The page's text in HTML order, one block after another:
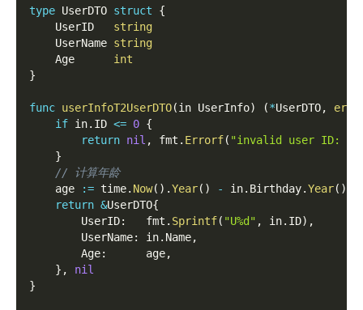
type UserDTO struct
{
	UserID
string
	UserName
string
	Age
int
}
func userInfoT2UserDTO(in UserInfo) (*UserDTO,
if in. ID <= 0 {
return nil , fmt . Errorf( "invalid user ID:
}
// 计算年龄
	age
:= time. Now( ) .Year( ) - in. Birthday.Year( )
return &UserDTO{
		UserID
:
   fmt
. Sprintf( "U%d" , in. ID) ,
		UserName
: in. Name,
		Age
:
      age
,
} ,
nil
}